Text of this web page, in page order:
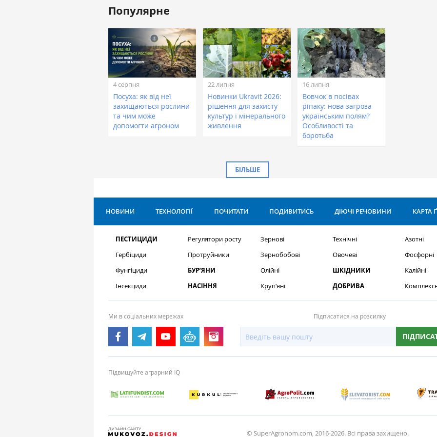
Популярне
4 серпня
Посуха: як від неї
захищаються рослини
та чим може
допомогти агроном
22 липня
Новинки Ukravit 2026:
рішення для захисту
культур і мінерального
живлення
16 липня
Вовчок в посівах
ріпаку: нова загроза
українським полям?
Особливості та
боротьба
БІЛЬШЕ
НОВИНИ ТЕХНОЛОГІЇ ПОЧИТАТИ ПОДИВИТИСЬ ДІЮЧІ РЕЧОВИНИ КАРТА
ПЕСТИЦИДИ
Гербіциди
Фунгіциди
Інсекциди
Регулятори росту
Протруйники
БУР’ЯНИ
НАСІННЯ
Зернові
Зернобобові
Олійні
Круп’яні
Технічні
Овочеві
ШКІДНИКИ
ДОБРИВА
Азотні
Фосфорні
Калійні
Ми в соціальних мережах Підписатися на розсилку
Підвищуйте аграрний IQ
© SuperAgronom.com, 2016-2026. Всі права захищено.